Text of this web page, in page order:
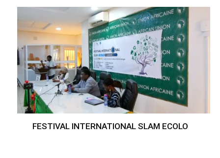
FESTIVAL INTERNATIONAL SLAM ECOLO